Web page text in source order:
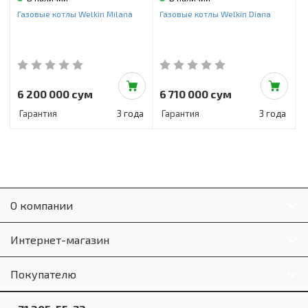
Инструменты и техника
Красота и здоровье
Пылесосы
Фильтры для воды
Газовые котлы Welkin Milana
6 200 000 сум
Гарантия 3 года
Газовые котлы Welkin Diana
6 710 000 сум
Гарантия 3 года
О компании
Интернет-магазин
Покупателю